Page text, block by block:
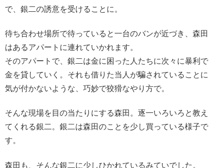
で、銀二の誘意を受けることに。
待ち合わせ場所で待っていると一台のバンが近づき、森田
はあるアパートに連れていかれます。
そのアパートで、銀二は金に困った人たちに次々に暴利で
金を貸していく。それも借りた当人が騙されていることに
気が付かないような、巧妙で狡猾なやり方で。
そんな現場を目の当たりにする森田。逐一いろいろと教え
てくれる銀二。銀二は森田のことを少し買っている様子で
す。
森田も、そんな銀二に少しひかれているみていでした。